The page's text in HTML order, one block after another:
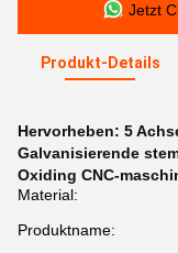
Jetzt
Produkt-Details
Hervorheben: 5
Galvanisierende
Oxiding CNC-
Material:
Produktname: